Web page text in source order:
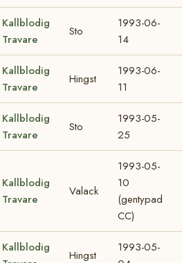
Kallblodig
Travare
Sto
1993-06-
14
Kallblodig
Travare
Hingst
1993-06-
11
Kallblodig
Travare
Sto
1993-05-
25
Kallblodig
Travare
Valack
1993-05-
10
(gentypad
CC)
Kallblodig
Hingst
1993-05-